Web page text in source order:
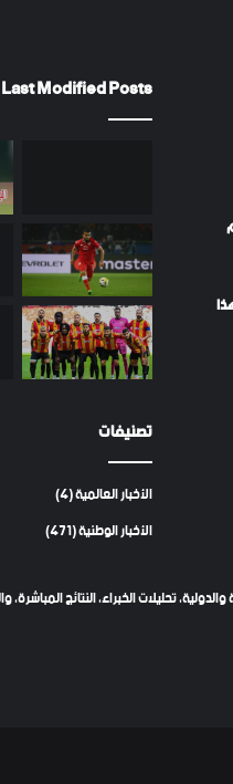
Last Modified Posts
تصنيفات
الأخبار العالمية(4)
الأخبار الوطنية(471)